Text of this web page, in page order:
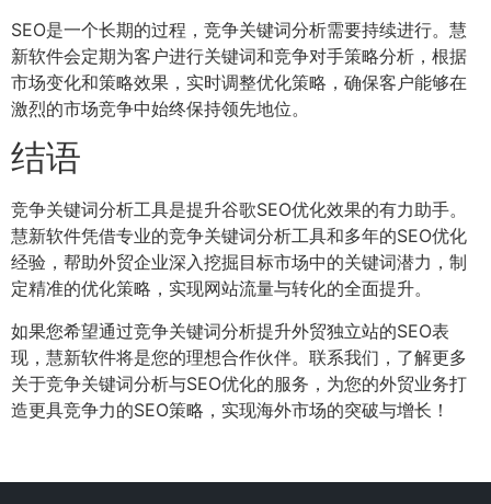
SEO是一个长期的过程，竞争关键词分析需要持续进行。慧
新软件会定期为客户进行关键词和竞争对手策略分析，根据
市场变化和策略效果，实时调整优化策略，确保客户能够在
激烈的市场竞争中始终保持领先地位。
结语
竞争关键词分析工具是提升谷歌SEO优化效果的有力助手。
慧新软件凭借专业的竞争关键词分析工具和多年的SEO优化
经验，帮助外贸企业深入挖掘目标市场中的关键词潜力，制
定精准的优化策略，实现网站流量与转化的全面提升。
如果您希望通过竞争关键词分析提升外贸独立站的SEO表
现，慧新软件将是您的理想合作伙伴。联系我们，了解更多
关于竞争关键词分析与SEO优化的服务，为您的外贸业务打
造更具竞争力的SEO策略，实现海外市场的突破与增长！